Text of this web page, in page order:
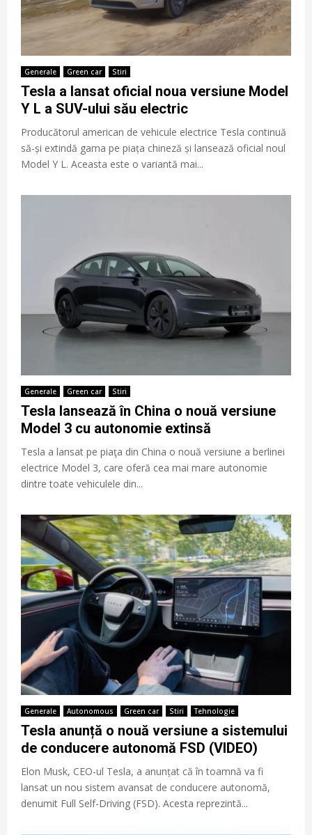
Generale Green car Stiri
Tesla a lansat oficial noua versiune Model
Y L a SUV-ului său electric
Producătorul american de vehicule electrice Tesla continuă
să-și extindă gama pe piața chineză și lansează oficial noul
Model Y L. Aceasta este o variantă mai...
Generale Green car Stiri
Tesla lansează în China o nouă versiune
Model 3 cu autonomie extinsă
Tesla a lansat pe piaţa din China o nouă versiune a berlinei
electrice Model 3, care oferă cea mai mare autonomie
dintre toate vehiculele din...
Generale Autonomous Green car Stiri Tehnologie
Tesla anunță o nouă versiune a sistemului
de conducere autonomă FSD (VIDEO)
Elon Musk, CEO-ul Tesla, a anunțat că în toamnă va fi
lansat un nou sistem avansat de conducere autonomă,
denumit Full Self-Driving (FSD). Acesta reprezintă...